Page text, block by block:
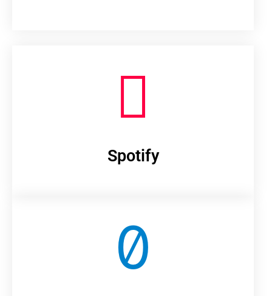
Spotify